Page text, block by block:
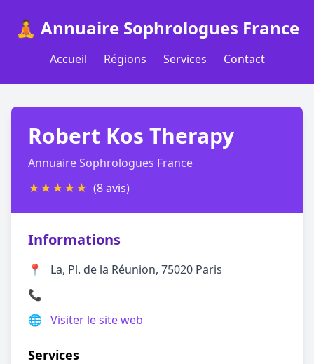
🧘 Annuaire Sophrologues France
Accueil Régions Services Contact
Robert Kos Therapy
Annuaire Sophrologues France
★★★★★ (8 avis)
Informations
📍
La, Pl. de la Réunion, 75020 Paris
📞
🌐 Visiter le site web
Services